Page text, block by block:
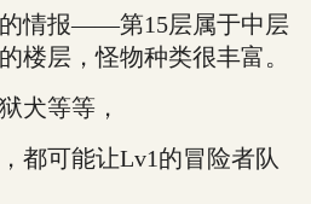
情报——第15层属于中层
楼层，怪物种类很丰富。
等等，
可能让Lv1的冒险者队